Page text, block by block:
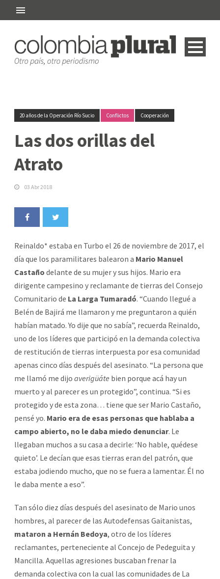
20 años de la Operación Río Sucio Conflictos Cooperación
Las dos orillas del
Atrato
03 Abr 2018
Reinaldo* estaba en Turbo el 26 de noviembre de 2017, el
día que los paramilitares balearon a Mario Manuel
Castaño delante de su mujer y sus hijos. Mario era
dirigente campesino y reclamante de tierras del Consejo
Comunitario de La Larga Tumaradó. “Cuando llegué a
Belén de Bajirá me llamaron y me preguntaron a quién
habían matado. Yo dije que no sabía”, recuerda Reinaldo,
uno de los líderes que participó en la demanda colectiva
de restitución de tierras interpuesta por esa comunidad
apenas cinco días después del asesinato. “La persona que
me llamó me dijo averigüáte bien porque acá hay un
muerto y al parecer es un protegido”, continua. “Si es
protegido y de esta zona… tiene que ser Mario Castaño,
pensé yo. Mario era de esas personas que hablaba a
campo abierto, no le daba miedo denunciar. Le
llegaban muchos a su casa a decirle: ‘No hable, quédese
quieto’. Le decían que esas tierras eran del patrón, que
estaba jodiendo mucho, que no se fuera a lamentar. Él no
le daba mente a eso”.
Tan sólo diez días después del asesinato de Mario unos
hombres, al parecer de las Autodefensas Gaitanistas,
mataron a Hernán Bedoya, otro de los líderes
reclamantes, perteneciente al Concejo de Pedeguita y
Mancilla. Aquellas agresiones buscaban frenar la
demanda colectiva con la cual las comunidades de La